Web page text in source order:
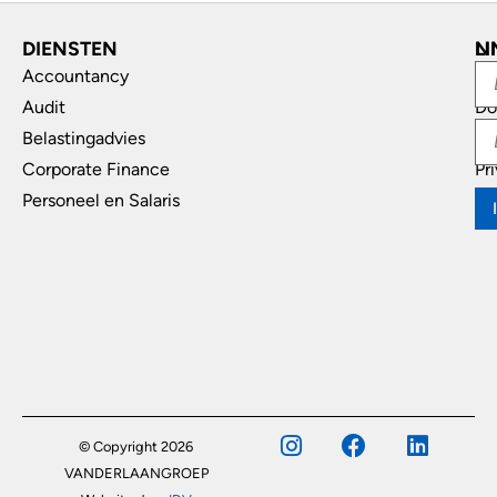
DIENSTEN
Accountancy
Audit
Belastingadvies
Corporate Finance
Personeel en Salaris
© Copyright 2026
VANDERLAANGROEP